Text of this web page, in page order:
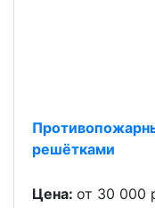
решётками
Цена: от 30 000